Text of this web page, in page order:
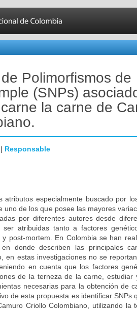
Polimorfismos de
(SNPs)
la carne de
| Responsable
atributos especialmente buscado por
uno de los que posee las mayores
por diferentes autores desde
atribuidas tanto a factores
post-mortem. En Colombia se han
en donde describen las principales
en estas investigaciones no se
en cuenta que los factores
de la terneza de la carne, estudiar
necesarias para la obtención de
de esta propuesta es identificar SNPs
Criollo Colombiano, utilizando la